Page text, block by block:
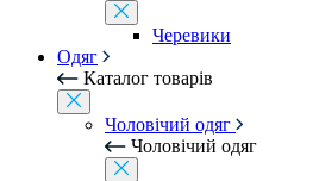
Черевики
Одяг
Каталог товарів
Чоловічий одяг
Чоловічий одяг